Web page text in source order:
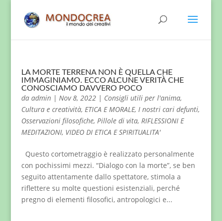
LA MORTE TERRENA NON È QUELLA CHE
IMMAGINIAMO. ECCO ALCUNE VERITÀ CHE
CONOSCIAMO DAVVERO POCO
da admin| Nov 8, 2022| Consigli utili per l'anima,
Cultura e creatività, ETICA E MORALE, I nostri cari defunti,
Osservazioni filosofiche, Pillole di vita, RIFLESSIONI E
MEDITAZIONI, VIDEO DI ETICA E SPIRITUALITA'
Questo cortometraggio è realizzato personalmente
con pochissimi mezzi. “Dialogo con la morte”, se ben
seguito attentamente dallo spettatore, stimola a
riflettere su molte questioni esistenziali, perché
pregno di elementi filosofici, antropologici e...